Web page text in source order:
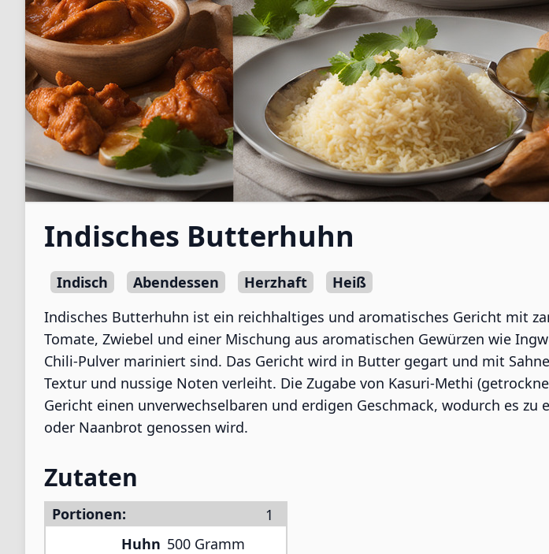
Indisches Butterhuhn
Indisch Abendessen Herzhaft
Heiß
Indisches Butterhuhn ist ein reichhaltiges und aromatisches Gericht mit
Tomate, Zwiebel und einer Mischung aus aromatischen Gewürzen wie
Chili-Pulver mariniert sind. Das Gericht wird in Butter gegart und mit
Textur und nussige Noten verleiht. Die Zugabe von Kasuri-Methi
Gericht einen unverwechselbaren und erdigen Geschmack, wodurch es
oder Naanbrot genossen wird.
Zutaten
Portionen:
Huhn 500 Gramm